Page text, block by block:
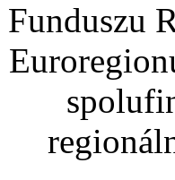
Funduszu